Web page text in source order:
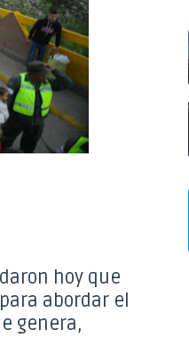
hoy que
abordar el
genera,